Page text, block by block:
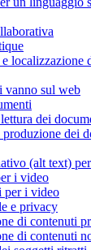
localizzazione
vanno sul web
dei
dei
(alt text)
i video
per i video
e privacy
di contenuti
di contenuti